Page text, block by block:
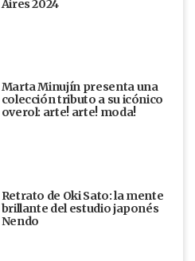
Aires 2024
Marta Minujín presenta una
colección tributo a su icónico
overol: arte! arte! moda!
Retrato de Oki Sato: la mente
brillante del estudio japonés
Nendo